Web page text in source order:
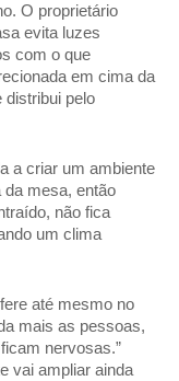
O proprietário
evita luzes
com o que
em cima da
distribui pelo
a criar um ambiente
da mesa, então
não fica
um clima
até mesmo no
mais as pessoas,
nervosas.”
vai ampliar ainda